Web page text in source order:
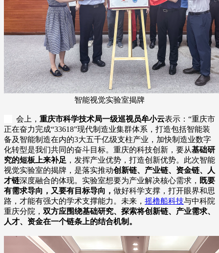
智能视觉实验室揭牌
会上， 重庆市科学技术局一级巡视员牟小云表示：“重庆市
正在奋力完成“33618”现代制造业集群体系，打造包括智能装
备及智能制造在内的3大五千亿级支柱产业，加快制造业数字
化转型是我们共同的奋斗目标。重庆的科技创新，要从基础研
究的短板上来补足 ，发挥产业优势，打造创新优势。此次智能
视觉实验室的揭牌，是落实推动创新链、产业链、资金链、人
才链深度融合的体现。实验室想要为产业解决核心需求， 既要
有需求导向，又要有目标导向， 做好科学支撑，打开眼界和思
路，才能有强大的学术支撑能力。未来， 摇橹船科技与中科院
重庆分院， 双方应围绕基础研究、探索将创新链、产业需求、
人才、资金在一个链条上的结合机制。